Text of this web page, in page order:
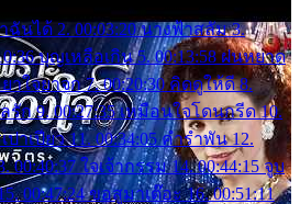
ฉันได้ 2. 00:03:20 นางฟ้าสลัม 3.
บุญเหลือเกิน 5. 00:13:58 ฝนหยาด
าใจยาจก 7. 00:20:30 คิดดูให้ดี 8.
รัก 9. 00:27:35 เหมือนใจโดนกรีด 10.
ปาเปียว 11. 00:34:05 คำรำพัน 12.
00:40:37 ใจเจ้ากรรม 14. 00:44:15 จูบ
00:47:24 ขอสูมาเต๊อะ 16. 00:51:11